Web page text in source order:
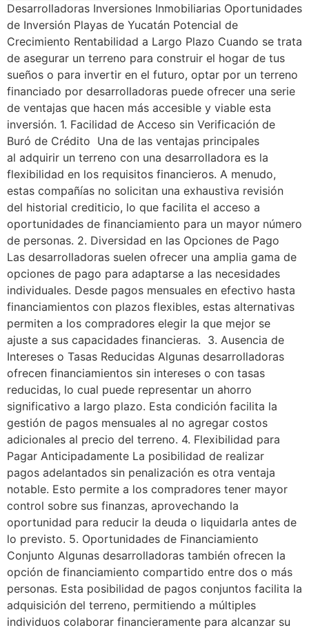
Desarrolladoras Inversiones Inmobiliarias Oportunidades
de Inversión Playas de Yucatán Potencial de
Crecimiento Rentabilidad a Largo Plazo Cuando se trata
de asegurar un terreno para construir el hogar de tus
sueños o para invertir en el futuro, optar por un terreno
financiado por desarrolladoras puede ofrecer una serie
de ventajas que hacen más accesible y viable esta
inversión. 1. Facilidad de Acceso sin Verificación de
Buró de Crédito Una de las ventajas principales
al adquirir un terreno con una desarrolladora es la
flexibilidad en los requisitos financieros. A menudo,
estas compañías no solicitan una exhaustiva revisión
del historial crediticio, lo que facilita el acceso a
oportunidades de financiamiento para un mayor número
de personas. 2. Diversidad en las Opciones de Pago
Las desarrolladoras suelen ofrecer una amplia gama de
opciones de pago para adaptarse a las necesidades
individuales. Desde pagos mensuales en efectivo hasta
financiamientos con plazos flexibles, estas alternativas
permiten a los compradores elegir la que mejor se
ajuste a sus capacidades financieras. 3. Ausencia de
Intereses o Tasas Reducidas Algunas desarrolladoras
ofrecen financiamientos sin intereses o con tasas
reducidas, lo cual puede representar un ahorro
significativo a largo plazo. Esta condición facilita la
gestión de pagos mensuales al no agregar costos
adicionales al precio del terreno. 4. Flexibilidad para
Pagar Anticipadamente La posibilidad de realizar
pagos adelantados sin penalización es otra ventaja
notable. Esto permite a los compradores tener mayor
control sobre sus finanzas, aprovechando la
oportunidad para reducir la deuda o liquidarla antes de
lo previsto. 5. Oportunidades de Financiamiento
Conjunto Algunas desarrolladoras también ofrecen la
opción de financiamiento compartido entre dos o más
personas. Esta posibilidad de pagos conjuntos facilita la
adquisición del terreno, permitiendo a múltiples
individuos colaborar financieramente para alcanzar su